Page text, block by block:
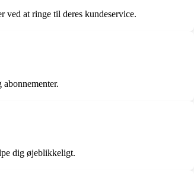
at ringe til deres kundeservice.
dig øjeblikkeligt.